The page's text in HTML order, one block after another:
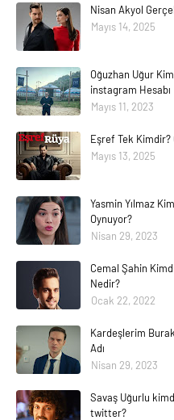
Nisan Akyol
Mayıs 14, 2025
Oğuzhan Uğur
instagram Hesabı
Mayıs 11, 2023
Eşref Tek
Mayıs 13, 2025
Yasmin Yılmaz
Oynuyor?
Nisan 29, 2023
Cemal Şahin
Nedir?
Ocak 22, 2022
Kardeşlerim
Adı
Nisan 29, 2023
Savaş Uğurlu
twitter?